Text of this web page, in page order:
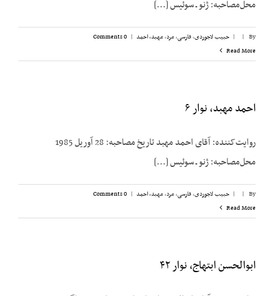
محل‌مصاحبه: ژنو ـ سوئیس [...]
By
|
| حبیب لاجوردی,فارسی,مرد,مهبد، احمد |
0 Comments
Read More
احمد مهبد، نوار ۶
روایت‌کننده: آقای احمد مهبد تاریخ مصاحبه: 28 آوریل 1985
محل‌مصاحبه: ژنو ـ سوئیس [...]
By
|
| حبیب لاجوردی,فارسی,مرد,مهبد، احمد |
0 Comments
Read More
ابوالحسن ابتهاج، نوار ۴۲